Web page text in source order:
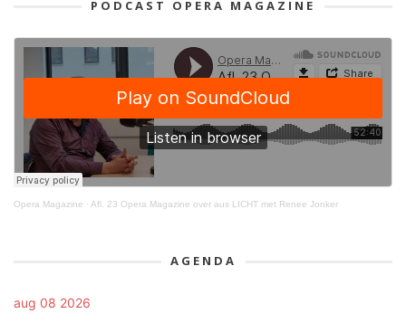
PODCAST OPERA MAGAZINE
Opera Magazine · Afl. 23 Opera Magazine over aus LICHT met Renee Jonker
AGENDA
aug 08 2026